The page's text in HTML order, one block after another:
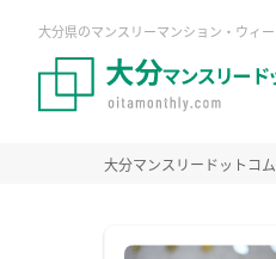
大分県のマンスリーマンション・ウィ
大分マンスリードットコム